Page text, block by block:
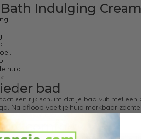
Indulging
huid.
bad
een rijk schuim dat je bad vult met een
Na afloop voelt je huid merkbaar
comfort